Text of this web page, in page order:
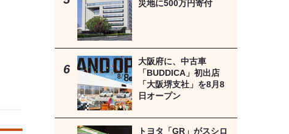
災地に500万円寄付
大阪府に、中古車
「BUDDICA」初出店
「大阪堺支社」を8月8
日オープン
トヨタ「GR」がスシロ